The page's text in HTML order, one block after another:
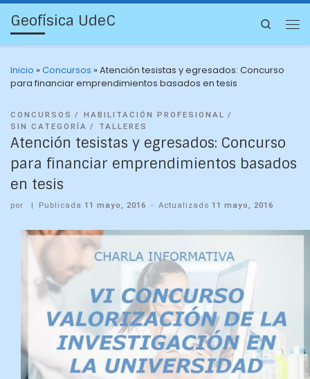
Geofísica UdeC Search
Inicio »Concursos »Atención tesistas y egresados: Concurso
para financiar emprendimientos basados en tesis
CONCURSOS
HABILITACIÓN PROFESIONAL
SIN CATEGORÍA
TALLERES
Atención tesistas y egresados: Concurso
para financiar emprendimientos basados
en tesis
por | Publicada11 mayo, 2016 - Actualizado11 mayo, 2016